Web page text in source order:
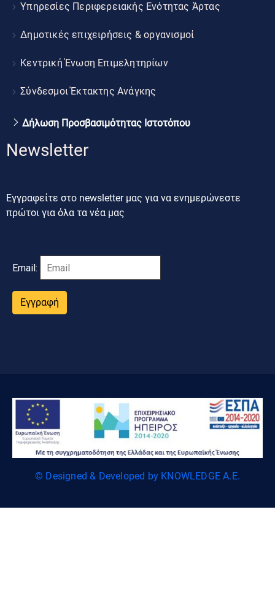
Υπηρεσίες Περιφερειακής Ενότητας Άρτας
Δημοτικές επιχειρήσεις & οργανισμοί
Κεντρική Ένωση Επιμελητηρίων
Σύνδεσμοι Έκτακτης Ανάγκης
Δήλωση Προσβασιμότητας Ιστοτόπου
Newsletter
Εγγραφείτε στο newsletter μας για να ενημερώνεστε
πρώτοι για όλα τα νέα μας
Email:
Εγγραφή
© Designed & Developed by KNOWLEDGE A.E.